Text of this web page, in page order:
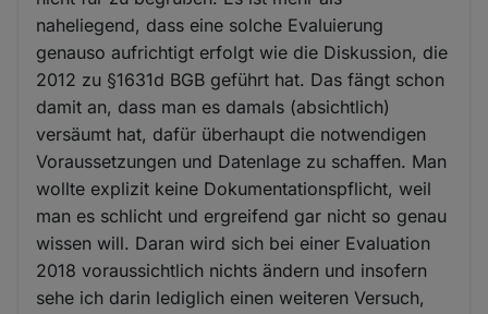
naheliegend, dass eine solche Evaluierung
genauso aufrichtigt erfolgt wie die Diskussion, die
2012 zu §1631d BGB geführt hat. Das fängt schon
damit an, dass man es damals (absichtlich)
versäumt hat, dafür überhaupt die notwendigen
Voraussetzungen und Datenlage zu schaffen. Man
wollte explizit keine Dokumentationspflicht, weil
man es schlicht und ergreifend gar nicht so genau
wissen will. Daran wird sich bei einer Evaluation
2018 voraussichtlich nichts ändern und insofern
sehe ich darin lediglich einen weiteren Versuch,